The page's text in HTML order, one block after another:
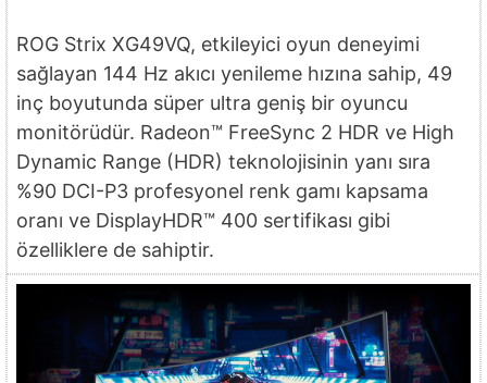
ROG Strix XG49VQ, etkileyici oyun deneyimi
sağlayan 144 Hz akıcı yenileme hızına sahip, 49
inç boyutunda süper ultra geniş bir oyuncu
monitörüdür. Radeon™ FreeSync 2 HDR ve High
Dynamic Range (HDR) teknolojisinin yanı sıra
%90 DCI-P3 profesyonel renk gamı kapsama
oranı ve DisplayHDR™ 400 sertifikası gibi
özelliklere de sahiptir.